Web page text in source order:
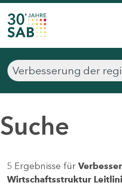
Suche
5 Ergebnisse für
Wirtschaftsstruktur